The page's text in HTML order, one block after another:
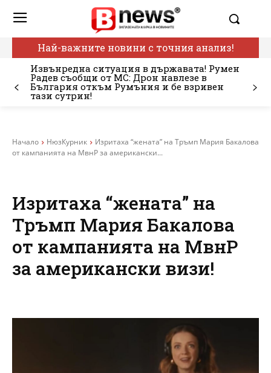
Най-важните новини с точния анализ!
Извънредна ситуация в държавата! Румен
Радев съобщи от МС: Дрон навлезе в
България откъм Румъния и бе взривен
тази сутрин!
Начало НюзКурник
Изритаха “жената” на Тръмп Мария Бакалова
от кампанията на МвнР за американски...
Изритаха “жената” на
Тръмп Мария Бакалова
от кампанията на МвнР
за американски визи!